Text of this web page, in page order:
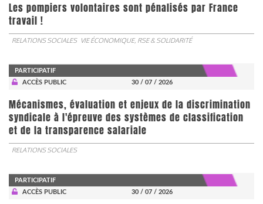
Les pompiers volontaires sont pénalisés par France
travail !
RELATIONS SOCIALES VIE ÉCONOMIQUE, RSE & SOLIDARITÉ
PARTICIPATIF
ACCÈS PUBLIC
30 / 07 / 2026
Mécanismes, évaluation et enjeux de la discrimination
syndicale à l'épreuve des systèmes de classification
et de la transparence salariale
RELATIONS SOCIALES
PARTICIPATIF
ACCÈS PUBLIC
30 / 07 / 2026